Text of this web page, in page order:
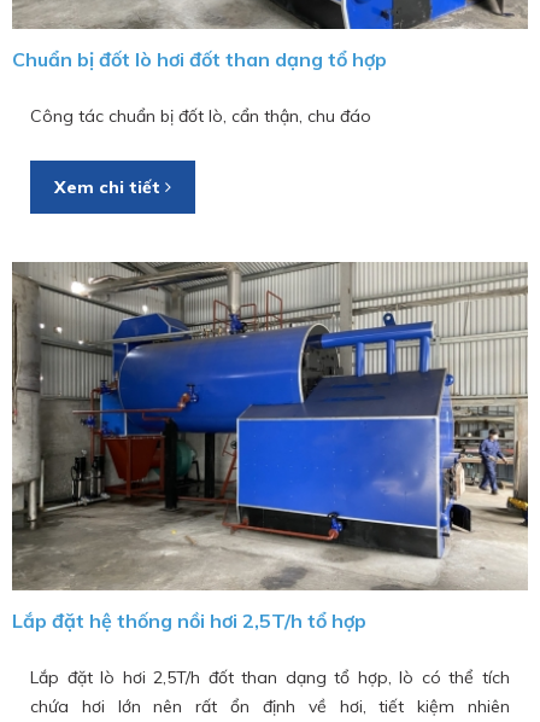
Chuẩn bị đốt lò hơi đốt than dạng tổ hợp
Công tác chuẩn bị đốt lò, cẩn thận, chu đáo
Xem chi tiết
Lắp đặt hệ thống nồi hơi 2,5T/h tổ hợp
Lắp đặt lò hơi 2,5T/h đốt than dạng tổ hợp, lò có thể tích
chứa hơi lớn nên rất ổn định về hơi, tiết kiệm nhiên